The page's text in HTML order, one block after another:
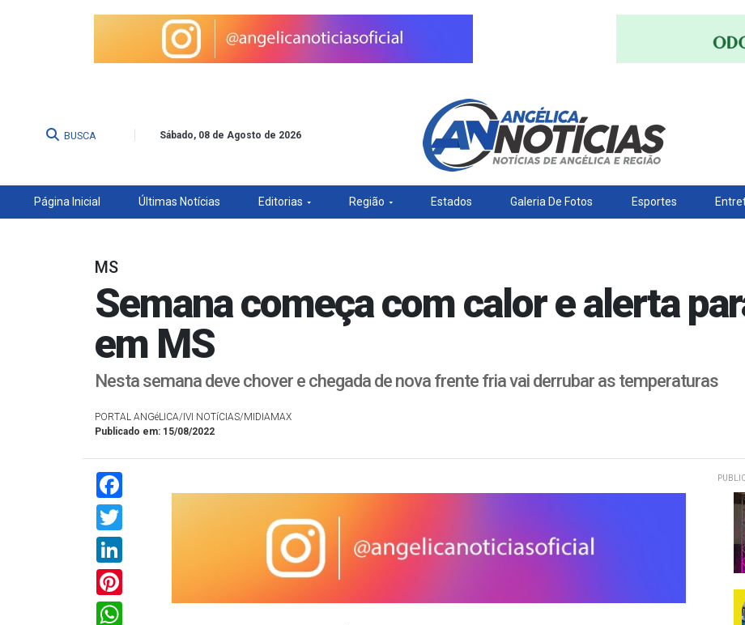
BUSCA Sábado, 08 de Agosto de 2026
Página Inicial Últimas Notícias Editorias Região Estados Galeria De Fotos Esportes
MS
Semana começa com calor e alerta
em MS
Nesta semana deve chover e chegada de nova frente fria vai derrubar as temperaturas
PORTAL ANGéLICA/IVI NOTíCIAS/MIDIAMAX
Publicado em: 15/08/2022
WhatsApp